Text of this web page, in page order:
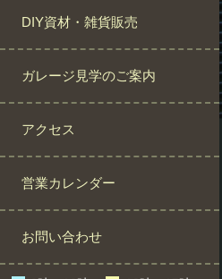
DIY資材・雑貨販売
ガレージ見学のご案内
アクセス
営業カレンダー
お問い合わせ